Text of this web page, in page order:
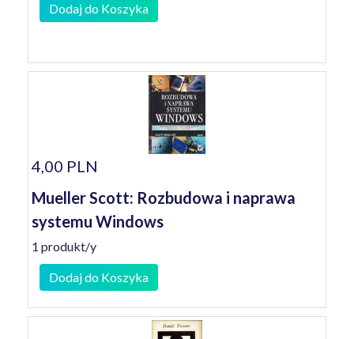
Dodaj do Koszyka
4,00 PLN
Mueller Scott: Rozbudowa i naprawa
systemu Windows
1 produkt/y
Dodaj do Koszyka